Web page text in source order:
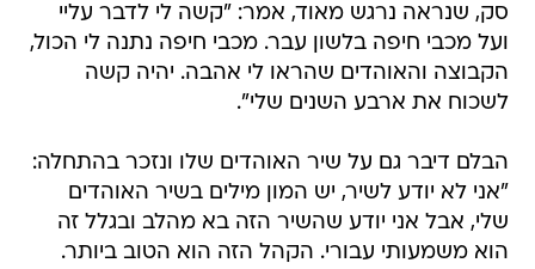
סק, שנראה נרגש מאוד, אמר: "קשה לי לדבר עליי
ועל מכבי חיפה בלשון עבר. מכבי חיפה נתנה לי הכול,
הקבוצה והאוהדים שהראו לי אהבה. יהיה קשה
לשכוח את ארבע השנים שלי".
הבלם דיבר גם על שיר האוהדים שלו ונזכר בהתחלה:
"אני לא יודע לשיר, יש המון מילים בשיר האוהדים
שלי, אבל אני יודע שהשיר הזה בא מהלב ובגלל זה
הוא משמעותי עבורי. הקהל הזה הוא הטוב ביותר.